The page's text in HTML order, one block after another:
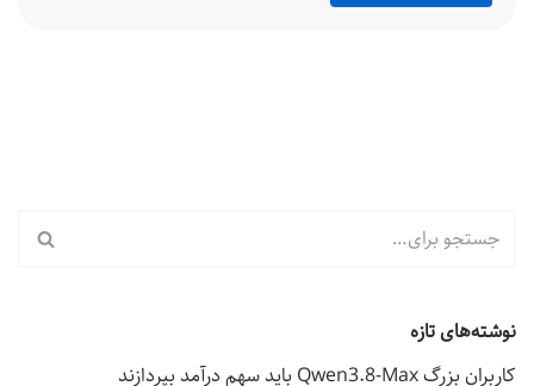
نوشته‌های تازه
کاربران بزرگ Qwen3.8-Max باید سهم درآمد بپردازند